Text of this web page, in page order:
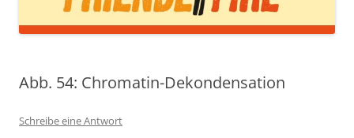
Abb. 54: Chromatin-Dekondensation
Schreibe eine Antwort